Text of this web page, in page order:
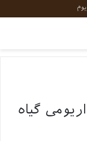
گیاه